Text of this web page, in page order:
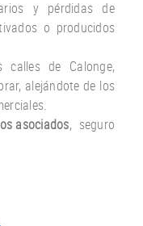
y pérdidas de
o producidos
de Calonge,
alejándote de los
asociados, seguro